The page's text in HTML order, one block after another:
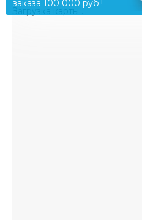
Загрузка карты ...
заказа 100 000 руб.!